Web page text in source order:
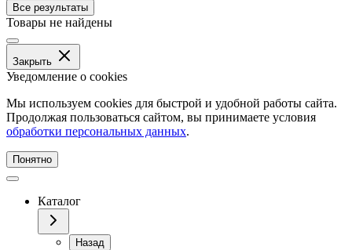
Все результаты
Товары не найдены
Закрыть
Уведомление о cookies
Мы используем cookies для быстрой и удобной работы сайта.
Продолжая пользоваться сайтом, вы принимаете условия
обработки персональных данных.
Понятно
Каталог
Назад